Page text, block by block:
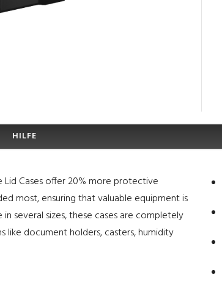
HILFE
Lid Cases offer 20% more protective
most, ensuring that valuable equipment is
several sizes, these cases are completely
document holders, casters, humidity